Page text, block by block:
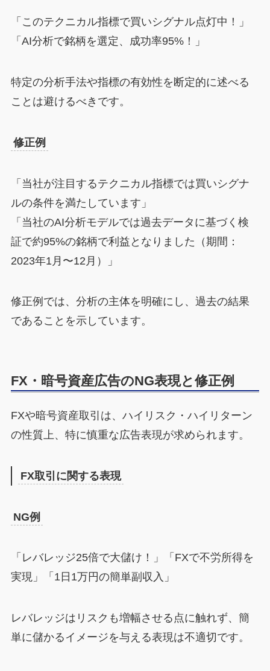
「このテクニカル指標で買いシグナル点灯中！」
「AI分析で銘柄を選定、成功率95%！」
特定の分析手法や指標の有効性を断定的に述べる
ことは避けるべきです。
修正例
「当社が注目するテクニカル指標では買いシグナ
ルの条件を満たしています」
「当社のAI分析モデルでは過去データに基づく検
証で約95%の銘柄で利益となりました（期間：
2023年1月〜12月）」
修正例では、分析の主体を明確にし、過去の結果
であることを示しています。
FX・暗号資産広告のNG表現と修正例
FXや暗号資産取引は、ハイリスク・ハイリターン
の性質上、特に慎重な広告表現が求められます。
FX取引に関する表現
NG例
「レバレッジ25倍で大儲け！」「FXで不労所得を
実現」「1日1万円の簡単副収入」
レバレッジはリスクも増幅させる点に触れず、簡
単に儲かるイメージを与える表現は不適切です。